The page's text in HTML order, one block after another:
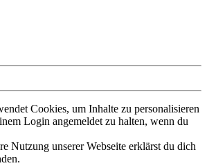
Cookies, um Inhalte zu personalisieren
Login angemeldet zu halten, wenn du
Nutzung unserer Webseite erklärst du dich